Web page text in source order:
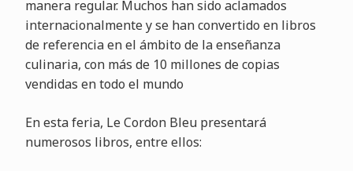
manera regular. Muchos han sido aclamados
internacionalmente y se han convertido en libros
de referencia en el ámbito de la enseñanza
culinaria, con más de 10 millones de copias
vendidas en todo el mundo
En esta feria, Le Cordon Bleu presentará
numerosos libros, entre ellos: